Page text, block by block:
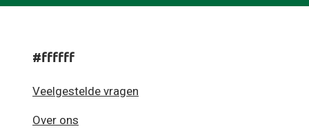
#ffffff
Veelgestelde vragen
Over ons